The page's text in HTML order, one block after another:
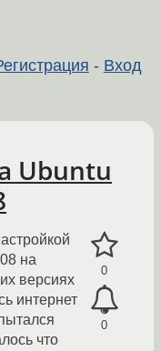
- Вход
Ubuntu
0
0
на
версиях
интернет
что